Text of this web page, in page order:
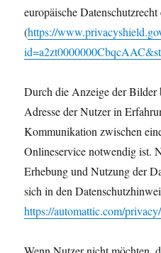
europäische
(https://
Durch die Anzeige der Bilder
Adresse der Nutzer in
Kommunikation zwischen
Onlineservice notwendig ist.
Erhebung und Nutzung der
sich in den
https://automattic.com/privacy/